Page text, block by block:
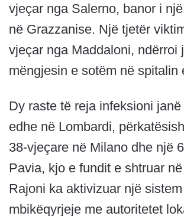
vjeçar nga Salerno, banor i
në Grazzanise. Një tjetër
vjeçar nga Maddaloni, ndërroi
mëngjesin e sotëm në spitalin
Dy raste të reja infeksioni
edhe në Lombardi,
38-vjeçare në Milano dhe një
Pavia, kjo e fundit e shtruar
Rajoni ka aktivizuar një
mbikëqyrjeje me autoritetet